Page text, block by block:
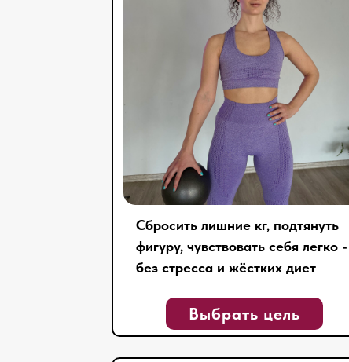
Выбрать цель
Сбросить лишние кг, подтянуть
фигуру, чувствовать себя легко -
без стресса и жёстких диет